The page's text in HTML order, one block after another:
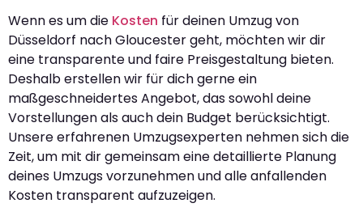
Wenn es um die Kosten für deinen Umzug von
Düsseldorf nach Gloucester geht, möchten wir dir
eine transparente und faire Preisgestaltung bieten.
Deshalb erstellen wir für dich gerne ein
maßgeschneidertes Angebot, das sowohl deine
Vorstellungen als auch dein Budget berücksichtigt.
Unsere erfahrenen Umzugsexperten nehmen sich die
Zeit, um mit dir gemeinsam eine detaillierte Planung
deines Umzugs vorzunehmen und alle anfallenden
Kosten transparent aufzuzeigen.